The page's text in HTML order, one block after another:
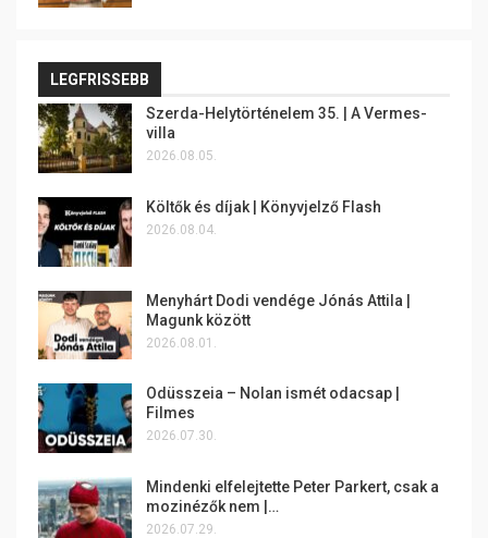
LEGFRISSEBB
Szerda-Helytörténelem 35. | A Vermes-
villa
2026.08.05.
Költők és díjak | Könyvjelző Flash
2026.08.04.
Menyhárt Dodi vendége Jónás Attila |
Magunk között
2026.08.01.
Odüsszeia – Nolan ismét odacsap |
Filmes
2026.07.30.
Mindenki elfelejtette Peter Parkert, csak a
mozinézők nem |…
2026.07.29.